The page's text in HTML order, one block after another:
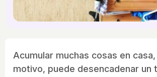
Acumular muchas cosas en
motivo, puede desencadenar un